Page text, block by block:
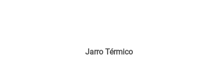
Jarro Térmico